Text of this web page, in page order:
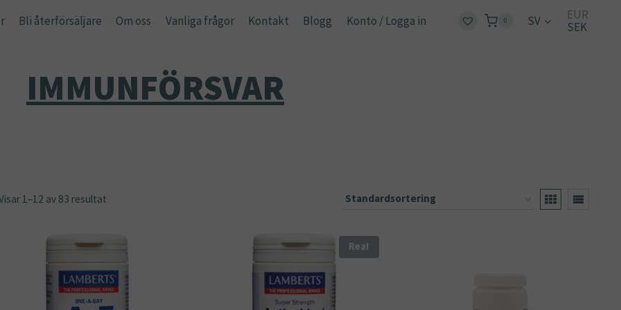
Bli återförsäljare Om oss Vanliga frågor Kontakt Blogg Konto / Logga in 0 SV
EUR
SEK
IMMUNFÖRSVAR
1–12 av 83 resultat
Rea!